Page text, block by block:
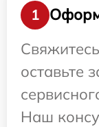
1
оставьте
Наш